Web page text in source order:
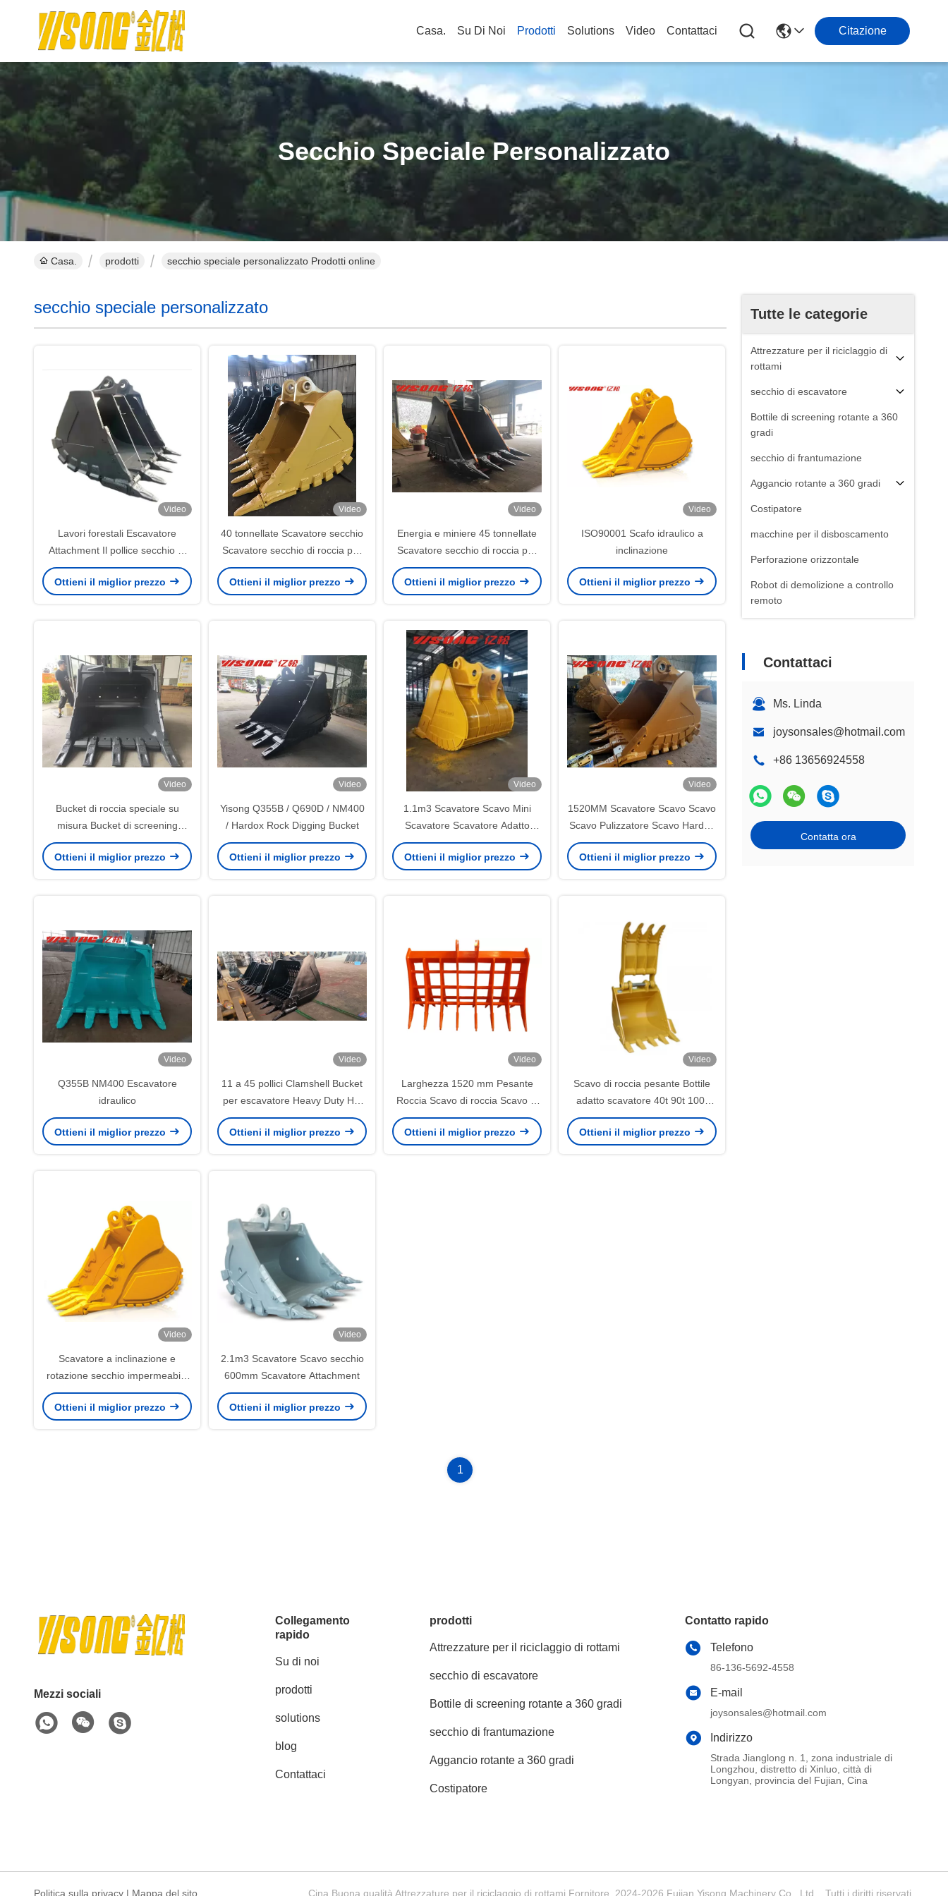
Casa. Su Di Noi Prodotti Solutions Video Contattaci Citazione
Secchio Speciale Personalizzato
Casa. prodotti secchio speciale personalizzato Prodotti online
Tutte le categorie
Attrezzature per il riciclaggio di
rottami
secchio di escavatore
Bottile di screening rotante a 360
gradi
secchio di frantumazione
Aggancio rotante a 360 gradi
Costipatore
macchine per il disboscamento
Perforazione orizzontale
Robot di demolizione a controllo
remoto
Contattaci
Ms. Linda
joysonsales@hotmail.com
+86 13656924558
Contatta ora
secchio speciale personalizzato
Video
Lavori forestali Escavatore
Attachment Il pollice secchio di
presa 1.1m3
Ottieni il miglior prezzo
Video
40 tonnellate Scavatore secchio
Scavatore secchio di roccia per
CAT 320C
Ottieni il miglior prezzo
Video
Energia e miniere 45 tonnellate
Scavatore secchio di roccia per
scavo di pietra
Ottieni il miglior prezzo
Video
ISO90001 Scafo idraulico a
inclinazione
Ottieni il miglior prezzo
Video
Bucket di roccia speciale su
misura Bucket di screening
rotante OEM ODM
Ottieni il miglior prezzo
Video
Yisong Q355B / Q690D / NM400
/ Hardox Rock Digging Bucket
Ottieni il miglior prezzo
Video
1.1m3 Scavatore Scavo Mini
Scavatore Scavatore Adatto
Scavatore 25 Tonne
Ottieni il miglior prezzo
Video
1520MM Scavatore Scavo Scavo
Scavo Pulizzatore Scavo Hardox
NM400 Q690 Q355B
Ottieni il miglior prezzo
Video
Q355B NM400 Escavatore
idraulico
Ottieni il miglior prezzo
Video
11 a 45 pollici Clamshell Bucket
per escavatore Heavy Duty HD
Rock Mine Bucket
Ottieni il miglior prezzo
Video
Larghezza 1520 mm Pesante
Roccia Scavo di roccia Scavo di
roccia Q355B Q690D NM400
Hardox
Ottieni il miglior prezzo
Video
Scavo di roccia pesante Bottile
adatto scavatore 40t 90t 100t
120t
Ottieni il miglior prezzo
Video
Scavatore a inclinazione e
rotazione secchio impermeabile
impermeabile per scavatori da 1
a 100 tonnellate
Ottieni il miglior prezzo
Video
2.1m3 Scavatore Scavo secchio
600mm Scavatore Attachment
Ottieni il miglior prezzo
1
Mezzi sociali
Collegamento
rapido
Su di noi
prodotti
solutions
blog
Contattaci
prodotti
Attrezzature per il riciclaggio di rottami
secchio di escavatore
Bottile di screening rotante a 360 gradi
secchio di frantumazione
Aggancio rotante a 360 gradi
Costipatore
Contatto rapido
Telefono
86-136-5692-4558
E-mail
joysonsales@hotmail.com
Indirizzo
Strada Jianglong n. 1, zona industriale di
Longzhou, distretto di Xinluo, città di
Longyan, provincia del Fujian, Cina
Politica sulla privacy | Mappa del sito Cina Buona qualità Attrezzature per il riciclaggio di rottami Fornitore. 2024-2026 Fujian Yisong Machinery Co., Ltd. . Tutti i diritti riservati.